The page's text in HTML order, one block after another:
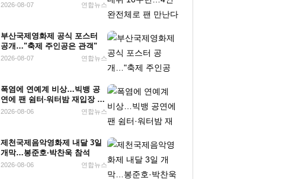
2026-08-07 연합뉴스
부산국제영화제 공식 포스터
공개…"축제 주인공은 관객"
2026-08-07 연합뉴스
폭염에 연예계 비상…빅뱅 공
연에 팬 쉼터·워터밤 재입장 허
용(종합)
2026-08-06 연합뉴스
제천국제음악영화제 내달 3일
개막…봉준호·박찬욱 참석
2026-08-06 연합뉴스